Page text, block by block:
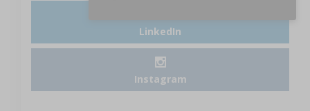
LinkedIn
Instagram